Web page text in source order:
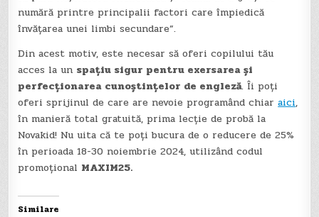
numără printre principalii factori care împiedică
învățarea unei limbi secundare”.
Din acest motiv, este necesar să oferi copilului tău
acces la un spațiu sigur pentru exersarea și
perfecționarea cunoștințelor de engleză. Îi poți
oferi sprijinul de care are nevoie programând chiaraici,
în manieră total gratuită, prima lecție de probă la
Novakid! Nu uita că te poți bucura de o reducere de 25%
în perioada 18-30 noiembrie 2024, utilizând codul
promoțional MAXIM25.
Similare